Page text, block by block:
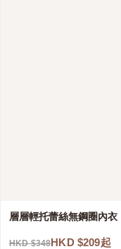
層層輕托蕾絲無鋼圈內衣
HKD $348HKD $209起